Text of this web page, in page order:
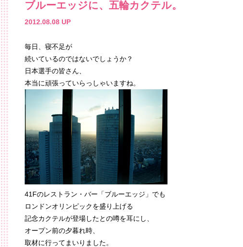
ブルーエッジに、五輪カクテル。
2012.08.08 UP
毎日、寝不足が
続いているのではないでしょうか？
日本選手の皆さん、
本当に頑張っていらっしゃいますね。
41Fのレストラン・バー「ブルーエッジ」でも
ロンドンオリンピックを盛り上げる
記念カクテルが登場したとの噂を耳にし、
オープン前の夕暮れ時、
取材に行ってまいりました。